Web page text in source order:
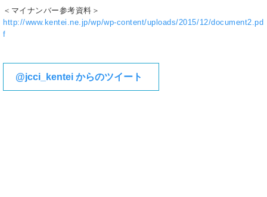
＜マイナンバー参考資料＞
http://www.kentei.ne.jp/wp/wp-content/uploads/2015/12/document2.pd
f
@jcci_kentei からのツイート